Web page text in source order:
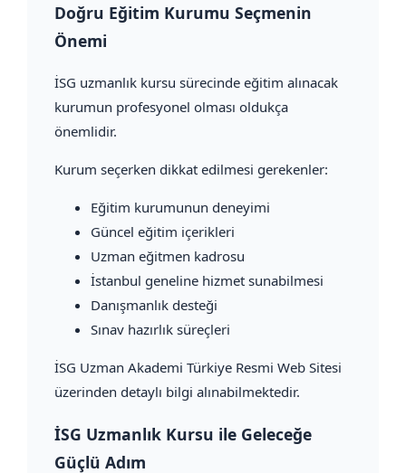
Doğru Eğitim Kurumu Seçmenin
Önemi
İSG uzmanlık kursu sürecinde eğitim alınacak
kurumun profesyonel olması oldukça
önemlidir.
Kurum seçerken dikkat edilmesi gerekenler:
Eğitim kurumunun deneyimi
Güncel eğitim içerikleri
Uzman eğitmen kadrosu
İstanbul geneline hizmet sunabilmesi
Danışmanlık desteği
Sınav hazırlık süreçleri
İSG Uzman Akademi Türkiye Resmi Web Sitesi
üzerinden detaylı bilgi alınabilmektedir.
İSG Uzmanlık Kursu ile Geleceğe
Güçlü Adım